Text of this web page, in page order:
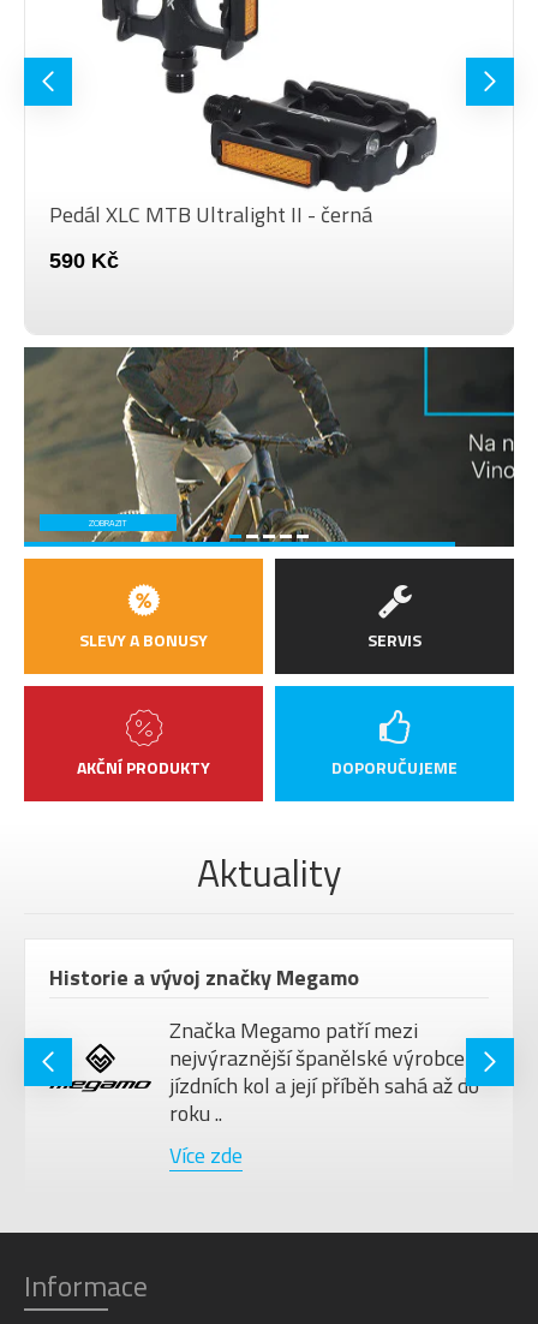
Pedál XLC MTB Ultralight II - černá
590 Kč
ZOBRAZIT
SLEVY A BONUSY
AKČNÍ PRODUKTY
SERVIS
DOPORUČUJEME
Aktuality
Historie a vývoj značky Megamo
Značka Megamo patří mezi
nejvýraznější španělské výrobce
jízdních kol a její příběh sahá až do
roku ..
Více zde
Informace